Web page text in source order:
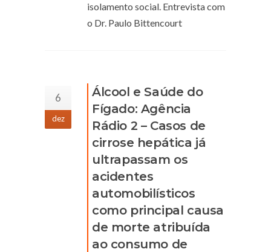
isolamento social. Entrevista com
o Dr. Paulo Bittencourt
6
dez
Álcool e Saúde do
Fígado: Agência
Rádio 2 – Casos de
cirrose hepática já
ultrapassam os
acidentes
automobilísticos
como principal causa
de morte atribuída
ao consumo de